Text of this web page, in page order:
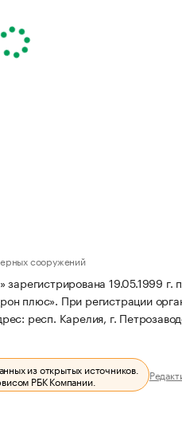
сооружений
19.05.1999 г.
плюс». При регистрации
респ. Карелия, г.
из открытых источников.
РБК Компании.